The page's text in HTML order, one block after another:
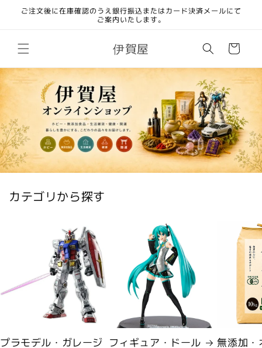
ンツに
ご注文後に在庫確認のうえ銀行振込またはカード決済メールにて
ご案内いたします。
伊賀屋
ー
カテゴリから探す
プラモデル・ガレージ フィギュア・ドール
無添加・